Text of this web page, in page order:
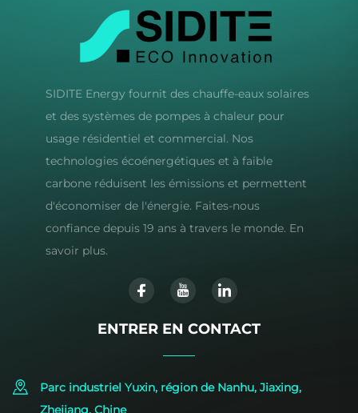
SIDITE Energy fournit des chauffe-eaux solaires
et des systèmes de pompes à chaleur pour
usage résidentiel et commercial. Nos
technologies écoénergétiques et à faible
carbone réduisent les émissions et permettent
d'économiser de l'énergie. Faites-nous
confiance depuis 19 ans à travers le monde. En
savoir plus.
ENTRER EN CONTACT
Parc industriel Yuxin, région de Nanhu, Jiaxing,
Zhejiang, Chine